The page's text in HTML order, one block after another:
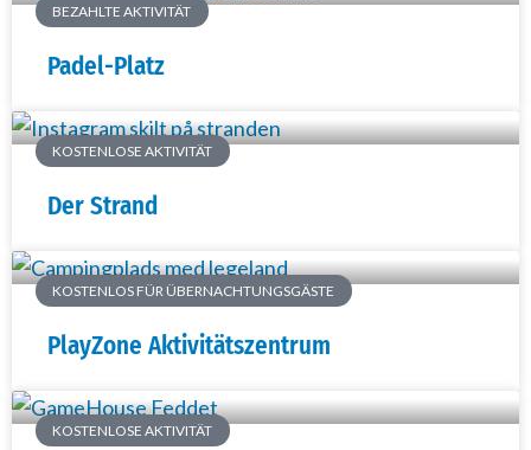
BEZAHLTE AKTIVITÄT
Padel-Platz
KOSTENLOSE AKTIVITÄT
Der Strand
KOSTENLOS FÜR ÜBERNACHTUNGSGÄSTE
PlayZone Aktivitätszentrum
KOSTENLOSE AKTIVITÄT